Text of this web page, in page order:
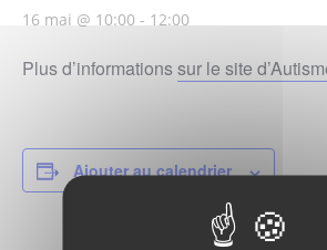
16 mai @ 10:00 - 12:00
Plus d’informationssur le site
Ajouter au calendrier